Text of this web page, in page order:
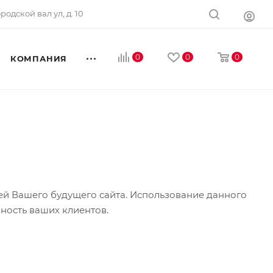
вал ул, д. 10
0 0 0
КОМПАНИЯ
Вашего будущего сайта. Использование данного
ваших клиентов.